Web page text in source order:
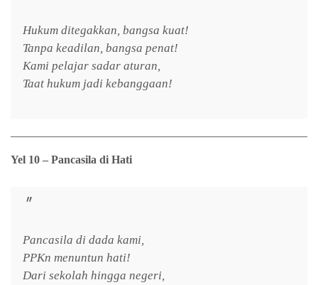
Hukum ditegakkan, bangsa kuat!
Tanpa keadilan, bangsa penat!
Kami pelajar sadar aturan,
Taat hukum jadi kebanggaan!
Yel 10 – Pancasila di Hati
Pancasila di dada kami,
PPKn menuntun hati!
Dari sekolah hingga negeri,